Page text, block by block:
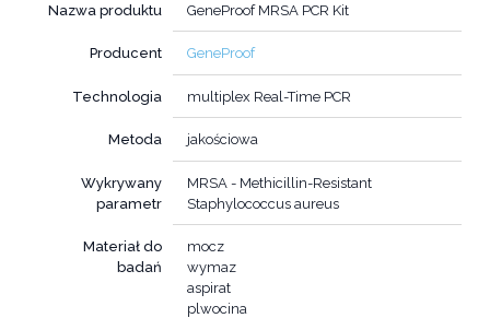
Nazwa produktu GeneProof MRSA PCR Kit
Producent GeneProof
Technologia multiplex Real-Time PCR
Metoda jakościowa
Wykrywany
parametr
MRSA - Methicillin-Resistant
Staphylococcus aureus
Materiał do
badań
mocz
wymaz
aspirat
plwocina